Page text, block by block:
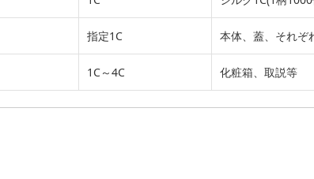
指定1C 本体、蓋、それぞ
1C～4C 化粧箱、取説等